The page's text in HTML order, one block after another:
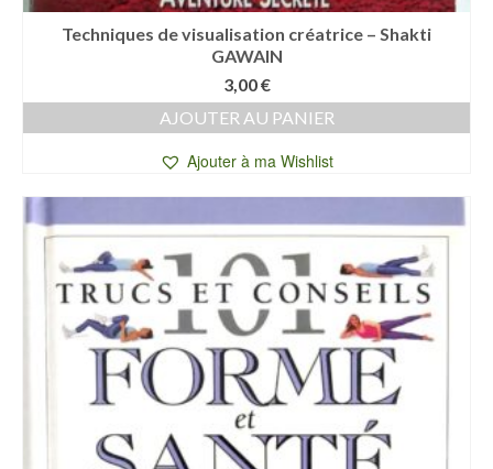
Techniques de visualisation créatrice – Shakti
GAWAIN
3,00€
AJOUTER AU PANIER
Ajouter à ma Wishlist